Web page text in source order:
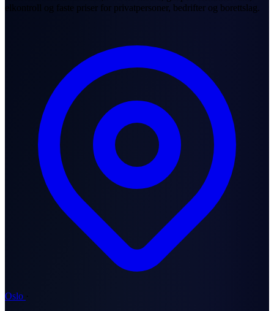
elkontroll og faste priser for privatpersoner, bedrifter og borettslag.
Oslo ·